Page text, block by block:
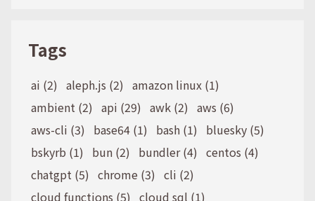
Tags
ai (2) aleph.js (2) amazon linux (1)
ambient (2) api (29) awk (2) aws (6)
aws-cli (3)
base64 (1) bash (1)
bluesky (5)
bskyrb (1)
bun (2) bundler (4) centos (4)
chatgpt (5) chrome (3) cli (2)
cloud functions (5) cloud sql (1)